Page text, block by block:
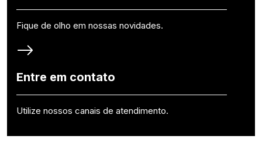
Fique de olho em nossas novidades.
Entre em contato
Utilize nossos canais de atendimento.